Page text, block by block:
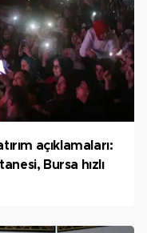
açıklamaları:
Bursa hızlı